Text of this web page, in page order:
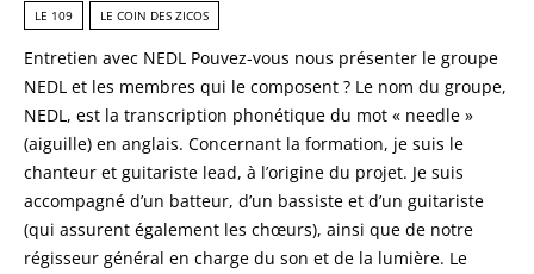
LE 109 LE COIN DES ZICOS
Entretien avec NEDL Pouvez-vous nous présenter le groupe
NEDL et les membres qui le composent ? Le nom du groupe,
NEDL, est la transcription phonétique du mot « needle »
(aiguille) en anglais. Concernant la formation, je suis le
chanteur et guitariste lead, à l’origine du projet. Je suis
accompagné d’un batteur, d’un bassiste et d’un guitariste
(qui assurent également les chœurs), ainsi que de notre
régisseur général en charge du son et de la lumière. Le